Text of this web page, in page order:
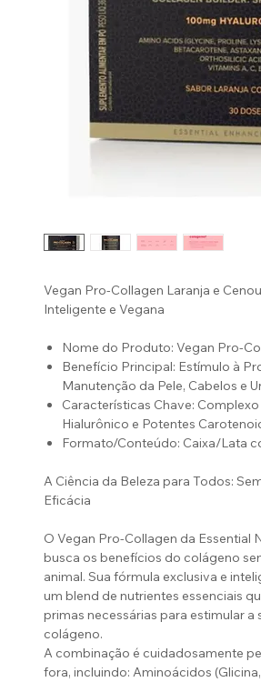
Vegan Pro-Collagen Laranja e
Inteligente e Vegana
Nome do Produto: Vegan Pro-
Benefício Principal: Estímulo à
Manutenção da Pele, Cabelos e
Características Chave:
Hialurônico e Potentes
Formato/Conteúdo: Caixa/Lata
A Ciência da Beleza para Todos:
Eficácia
O Vegan Pro-Collagen da Essential
busca os benefícios do colágeno
animal. Sua fórmula exclusiva e
um blend de nutrientes essenciais
primas necessárias para estimular
colágeno.
A combinação é cuidadosamente
fora, incluindo: Aminoácidos